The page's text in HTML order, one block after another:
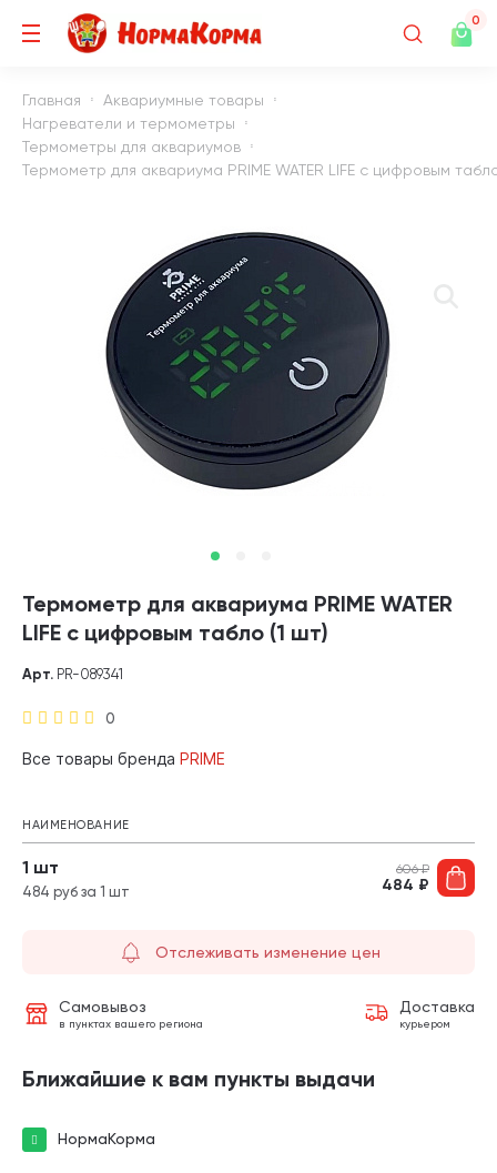
0
Главная
Аквариумные товары
Нагреватели и термометры
Термометры для аквариумов
Термометр для аквариума PRIME WATER LIFE с цифровым
Термометр для аквариума PRIME WATER
LIFE с цифровым табло (1 шт)
0
Арт. PR-089341
Все товары бренда PRIME
НАИМЕНОВАНИЕ
1 шт
484 руб за 1 шт
606₽
484 ₽
Отслеживать изменение цен
Самовывоз
в пунктах вашего региона
Доставка
курьером
Ближайшие к вам пункты выдачи
НормаКорма